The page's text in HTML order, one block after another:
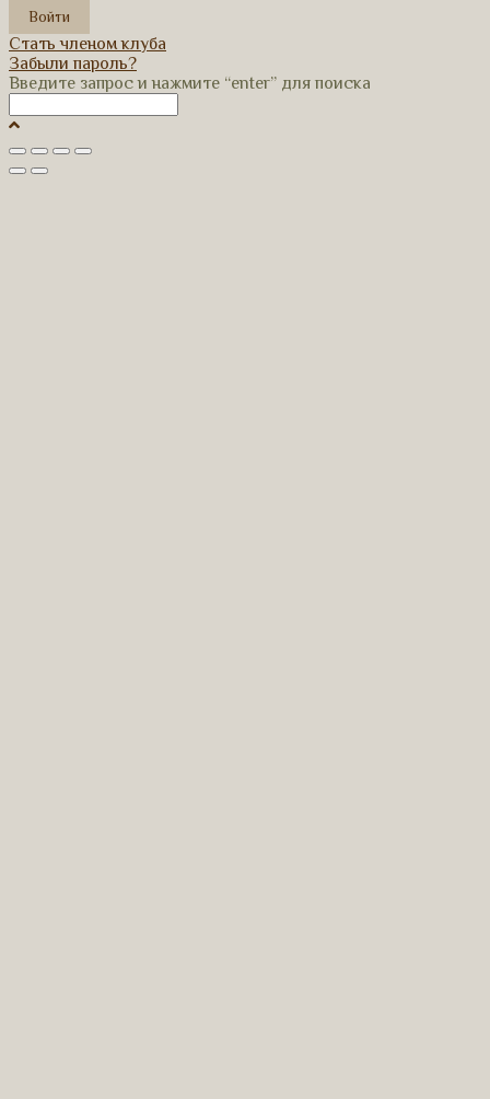
Стать членом клуба
Забыли пароль?
Введите запрос и нажмите “enter” для поиска